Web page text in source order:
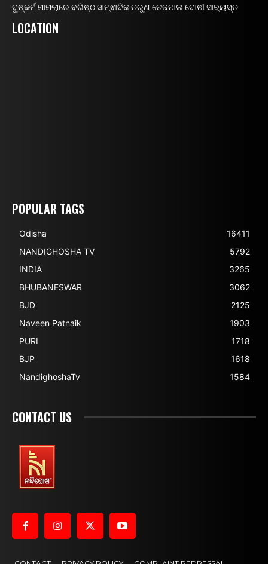
ଦୁଷ୍କର୍ମ ମାମଲାରେ ବରିଷ୍ଠ ସାମ୍ଵାଦିକ ତରୁଣ ତେଜପାଲ ଦୋଷୀ ସାବ୍ୟସ୍ତ
LOCATION
POPULAR TAGS
Odisha
16411
NANDIGHOSHA TV
5792
INDIA
3265
BHUBANESWAR
3062
BJD
2125
Naveen Patnaik
1903
PURI
1718
BJP
1618
NandighoshaTv
1584
CONTACT US